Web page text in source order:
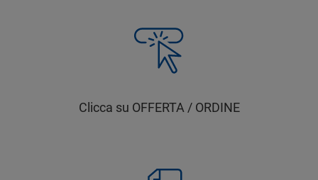
Clicca su OFFERTA / ORDINE